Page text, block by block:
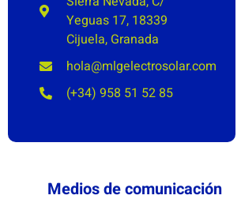
Yeguas 17, 18339
Cijuela, Granada
hola@mlgelectrosolar.com
(+34) 958 51 52 85
Medios de comunicación